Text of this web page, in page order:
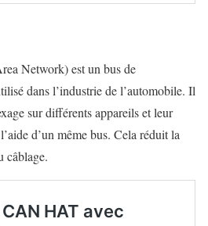
Network) est un bus de
dans l’industrie de l’automobile. Il
sur différents appareils et leur
d’un même bus. Cela réduit la
câblage.